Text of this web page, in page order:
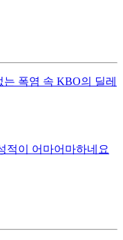
폭염 속 KBO의 딜레
적이 어마어마하네요